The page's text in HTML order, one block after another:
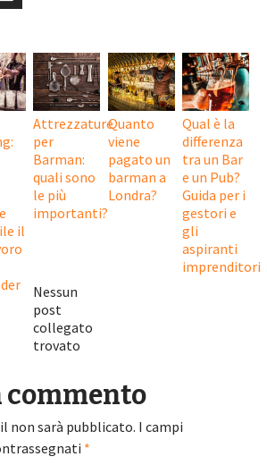
il
Attrezzature
per
Barman:
quali sono
le più
importanti?
Quanto
viene
pagato un
barman a
Londra?
Qual è la
differenza
tra un Bar
e un Pub?
Guida per i
gestori e
gli
aspiranti
imprenditori
Nessun
post
collegato
trovato
commento
non sarà pubblicato. I campi
*